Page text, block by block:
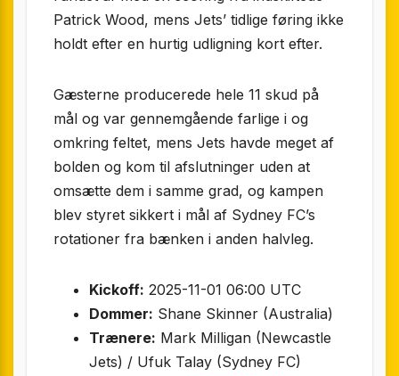
Patrick Wood, mens Jets’ tidlige føring ikke
holdt efter en hurtig udligning kort efter.
Gæsterne producerede hele 11 skud på
mål og var gennemgående farlige i og
omkring feltet, mens Jets havde meget af
bolden og kom til afslutninger uden at
omsætte dem i samme grad, og kampen
blev styret sikkert i mål af Sydney FC’s
rotationer fra bænken i anden halvleg.
Kickoff: 2025-11-01 06:00 UTC
Dommer: Shane Skinner (Australia)
Trænere: Mark Milligan (Newcastle
Jets) / Ufuk Talay (Sydney FC)